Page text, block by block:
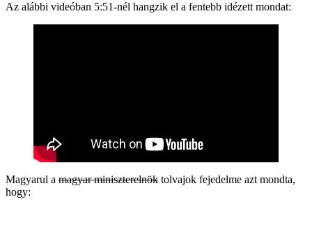
Az alábbi videóban 5:51-nél hangzik el a fentebb idézett mondat:
Magyarul a magyar miniszterelnök tolvajok fejedelme azt mondta,
hogy: